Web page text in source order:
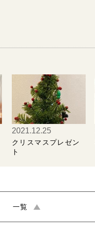
2021.12.25
クリスマスプレゼン
ト
一覧